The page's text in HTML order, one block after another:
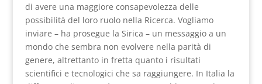
di avere una maggiore consapevolezza delle
possibilità del loro ruolo nella Ricerca. Vogliamo
inviare – ha prosegue la Sirica – un messaggio a un
mondo che sembra non evolvere nella parità di
genere, altrettanto in fretta quanto i risultati
scientifici e tecnologici che sa raggiungere. In Italia la